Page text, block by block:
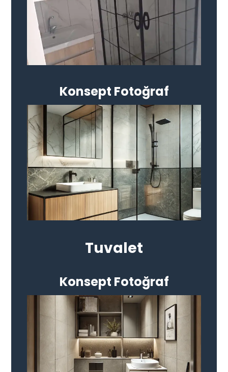
Konsept Fotoğraf
Tuvalet
Konsept Fotoğraf